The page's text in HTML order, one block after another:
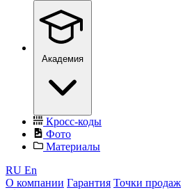
Академия
Кросс-коды
Фото
Материалы
RU En
О компании Гарантия Точки продаж